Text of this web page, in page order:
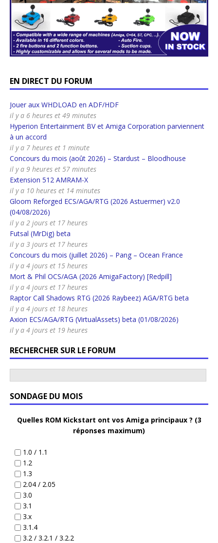
EN DIRECT DU FORUM
Jouer aux WHDLOAD en ADF/HDF
il y a 6 heures et 49 minutes
Hyperion Entertainment BV et Amiga Corporation parviennent
à un accord
il y a 7 heures et 1 minute
Concours du mois (août 2026) – Stardust – Bloodhouse
il y a 9 heures et 57 minutes
Extension 512 AMRAM-X
il y a 10 heures et 14 minutes
Gloom Reforged ECS/AGA/RTG (2026 Astuermer) v2.0
(04/08/2026)
il y a 2 jours et 17 heures
Futsal (MrDig) beta
il y a 3 jours et 17 heures
Concours du mois (juillet 2026) – Pang – Ocean France
il y a 4 jours et 15 heures
Mort & Phil OCS/AGA (2026 AmigaFactory) [Redpill]
il y a 4 jours et 17 heures
Raptor Call Shadows RTG (2026 Raybeez) AGA/RTG beta
il y a 4 jours et 18 heures
Axion ECS/AGA/RTG (VirtualAssets) beta (01/08/2026)
il y a 4 jours et 19 heures
RECHERCHER SUR LE FORUM
SONDAGE DU MOIS
Quelles ROM Kickstart ont vos Amiga principaux ? (3
réponses maximum)
1.0 / 1.1
1.2
1.3
2.04 / 2.05
3.0
3.1
3.x
3.1.4
3.2 / 3.2.1 / 3.2.2